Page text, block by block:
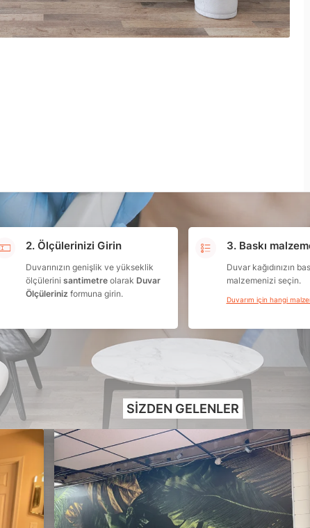
2. Ölçülerinizi Girin
Duvarınızın genişlik ve yükseklik
ölçülerini santimetreolarak Duvar
Ölçüleriniz formuna girin.
3. Baskı
Duvar kağıdınızın
malzemenizi seçin.
Duvarım için hangi
SIZDEN GELENLER